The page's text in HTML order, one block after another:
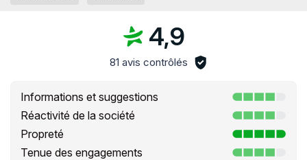
4,9
81 avis contrôlés
Informations et suggestions
Réactivité de la société
Propreté
Tenue des engagements